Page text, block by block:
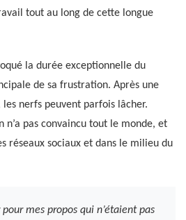
tout au long de cette longue
la durée exceptionnelle du
de sa frustration. Après une
nerfs peuvent parfois lâcher.
n’a pas convaincu tout le monde, et
réseaux sociaux et dans le milieu du
pour mes propos qui n’étaient pas